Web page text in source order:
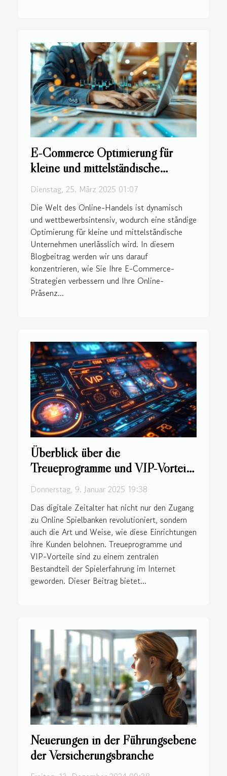
E-Commerce Optimierung für
kleine und mittelständische
Unternehmen
Dienstag, 25. März 2025 01:07
Die Welt des Online-Handels ist dynamisch
und wettbewerbsintensiv, wodurch eine ständige
Optimierung für kleine und mittelständische
Unternehmen unerlässlich wird. In diesem
Blogbeitrag werden wir uns darauf
konzentrieren, wie Sie Ihre E-Commerce-
Strategien verbessern und Ihre Online-
Präsenz...
Überblick über die
Treueprogramme und VIP-Vorteile
in Online Spielbanken
Donnerstag, 9. Januar 2025 19:38
Das digitale Zeitalter hat nicht nur den Zugang
zu Online Spielbanken revolutioniert, sondern
auch die Art und Weise, wie diese Einrichtungen
ihre Kunden belohnen. Treueprogramme und
VIP-Vorteile sind zu einem zentralen
Bestandteil der Spielerfahrung im Internet
geworden. Dieser Beitrag bietet...
Neuerungen in der Führungsebene
der Versicherungsbranche